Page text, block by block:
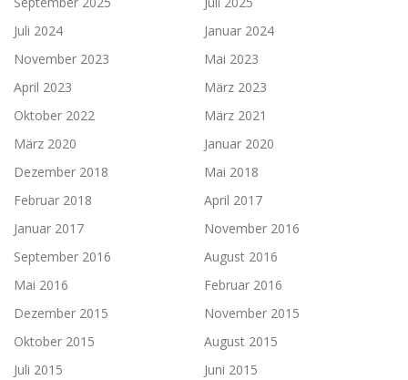
Juli 2024
Januar 2024
November 2023
Mai 2023
April 2023
März 2023
Oktober 2022
März 2021
März 2020
Januar 2020
Dezember 2018
Mai 2018
Februar 2018
April 2017
Januar 2017
November 2016
September 2016
August 2016
Mai 2016
Februar 2016
Dezember 2015
November 2015
Oktober 2015
August 2015
Juli 2015
Juni 2015